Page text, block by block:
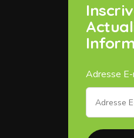
Adresse